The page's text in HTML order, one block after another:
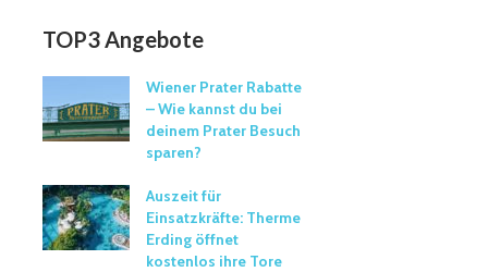
TOP3 Angebote
Wiener Prater Rabatte
– Wie kannst du bei
deinem Prater Besuch
sparen?
Auszeit für
Einsatzkräfte: Therme
Erding öffnet
kostenlos ihre Tore